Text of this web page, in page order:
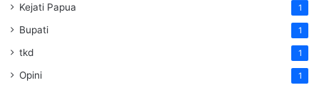
Kejati Papua 1
Bupati 1
tkd 1
Opini 1